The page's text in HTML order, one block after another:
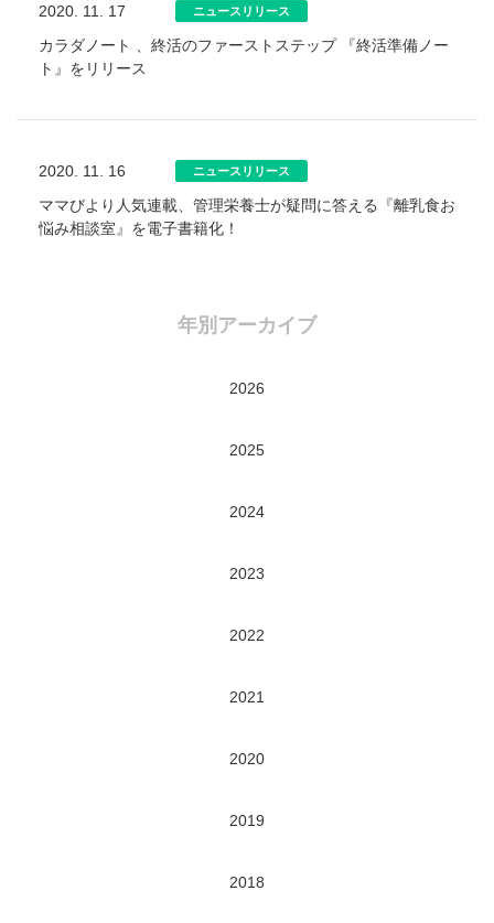
2020. 11. 17 ニュースリリース
カラダノート 、終活のファーストステップ 『終活準備ノー
ト』をリリース
2020. 11. 16 ニュースリリース
ママびより人気連載、管理栄養士が疑問に答える『離乳食お
悩み相談室』を電子書籍化！
年別アーカイブ
2026
2025
2024
2023
2022
2021
2020
2019
2018